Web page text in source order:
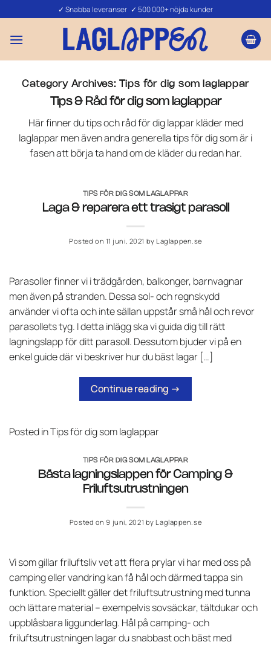
to
content
✓ Snabba leveranser ✓ 500 000+ nöjda kunder
Category Archives: Tips för dig som laglappar
Tips & Råd för dig som laglappar
Här finner du tips och råd för dig lappar kläder med
laglappar men även andra generella tips för dig som är i
fasen att börja ta hand om de kläder du redan har.
TIPS FÖR DIG SOM LAGLAPPAR
Laga & reparera ett trasigt parasoll
Posted on 11 juni, 2021 byLaglappen.se
Parasoller finner vi i trädgården, balkonger, barnvagnar
men även på stranden. Dessa sol- och regnskydd
använder vi ofta och inte sällan uppstår små hål och revor
parasollets tyg. I detta inlägg ska vi guida dig till rätt
lagningslapp för ditt parasoll. Dessutom bjuder vi på en
enkel guide där vi beskriver hur du bäst lagar […]
Continue reading →
Posted inTips för dig som laglappar
TIPS FÖR DIG SOM LAGLAPPAR
Bästa lagningslappen för Camping &
Friluftsutrustningen
Posted on9 juni, 2021 byLaglappen.se
Vi som gillar friluftsliv vet att flera prylar vi har med oss på
camping eller vandring kan få hål och därmed tappa sin
funktion. Speciellt gäller det friluftsutrustning med tunna
och lättare material – exempelvis sovsäckar, tältdukar och
uppblåsbara liggunderlag. Hål på camping- och
friluftsutrustningen lagar du snabbast och bäst med